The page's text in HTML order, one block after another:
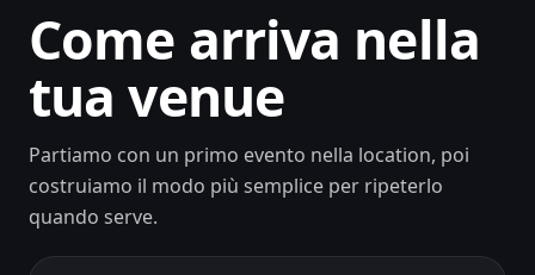
Come arriva nella
tua venue
Partiamo con un primo evento nella location, poi
costruiamo il modo più semplice per ripeterlo
quando serve.